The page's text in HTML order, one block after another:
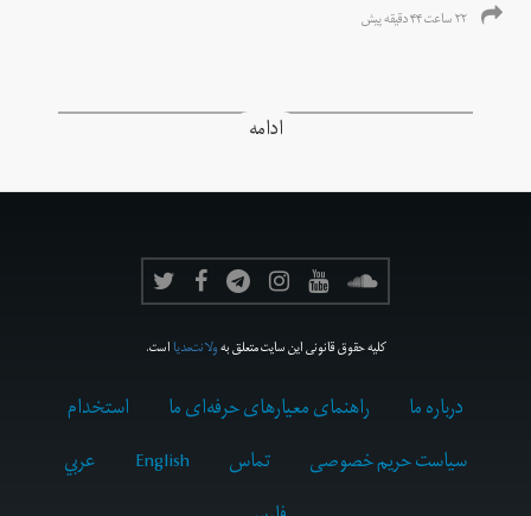
۲۲ ساعت ۴۴ دقیقه پیش
ادامه
کلیه حقوق قانونی این سایت متعلق بهولانت‌مدیااست.
درباره ما راهنمای معیارهای حرفه‌ای ما
استخدام
سیاست حریم خصوصی
تماس English
عربي